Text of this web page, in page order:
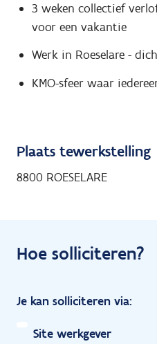
3 weken collectief
voor een vakantie
Werk in Roeselare -
KMO-sfeer waar
Plaats tewerkstelling
8800 ROESELARE
Hoe solliciteren?
Je kan solliciteren via:
Site werkgever